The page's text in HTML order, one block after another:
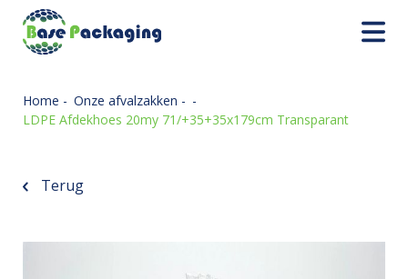
Home - Onze afvalzakken - -
LDPE Afdekhoes 20my 71/+35+35x179cm Transparant
Terug